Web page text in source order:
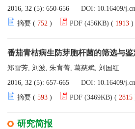
2016, 32 (5): 650-656
DOI: 10.16409/
摘要 ( 752 ) PDF (456KB) ( 1913 )
番茄青枯病生防芽胞杆菌的筛选与鉴
郑雪芳, 刘波, 朱育菁, 葛慈斌, 刘国红
2016, 32 (5): 657-665
DOI: 10.16409/
摘要 ( 593 ) PDF (3469KB) ( 2815
研究简报